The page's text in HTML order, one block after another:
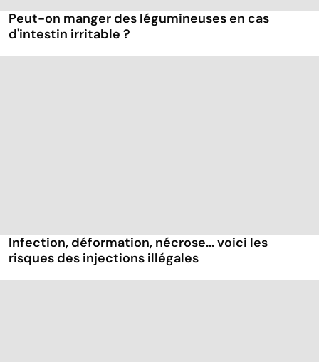
Peut-on manger des légumineuses en cas
d'intestin irritable ?
Infection, déformation, nécrose... voici les
risques des injections illégales